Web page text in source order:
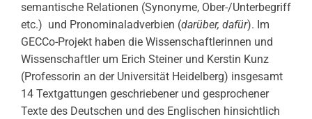
semantische Relationen (Synonyme, Ober-/Unterbegriff
etc.) und Pronominaladverbien (darüber, dafür). Im
GECCo-Projekt haben die Wissenschaftlerinnen und
Wissenschaftler um Erich Steiner und Kerstin Kunz
(Professorin an der Universität Heidelberg) insgesamt
14 Textgattungen geschriebener und gesprochener
Texte des Deutschen und des Englischen hinsichtlich